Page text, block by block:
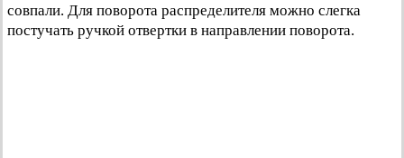
совпали. Для поворота распределителя можно слегка
постучать ручкой отвертки в направлении поворота.